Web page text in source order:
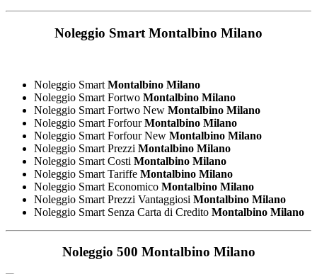
Noleggio Smart Montalbino Milano
Noleggio Smart Montalbino Milano
Noleggio Smart Fortwo Montalbino Milano
Noleggio Smart Fortwo New Montalbino Milano
Noleggio Smart ForfourMontalbino Milano
Noleggio Smart Forfour New Montalbino Milano
Noleggio Smart Prezzi Montalbino Milano
Noleggio Smart Costi Montalbino Milano
Noleggio Smart Tariffe Montalbino Milano
Noleggio Smart Economico Montalbino Milano
Noleggio Smart Prezzi Vantaggiosi Montalbino Milano
Noleggio Smart Senza Carta di Credito Montalbino Milano
Noleggio 500 Montalbino Milano